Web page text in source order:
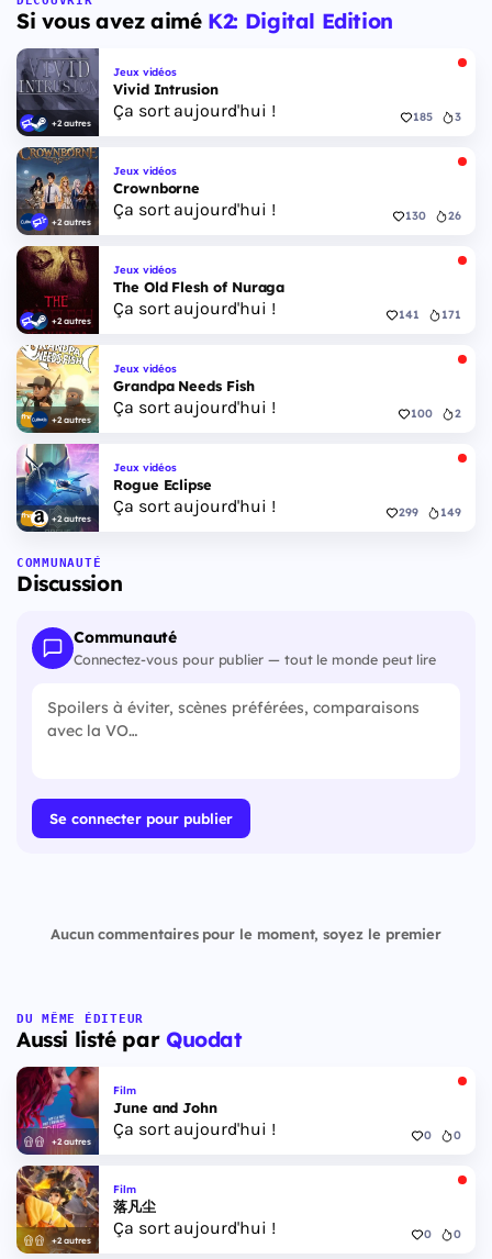
pour la première fois un duo de protagonistes
jouables, Jason et Lucia, cette dernière étant la
première héroïne jouable d'un GTA principal.
Si vous avez aimé K2: Digital Edition
+2 autres
Jeux vidéos
Vivid Intrusion
Ça sort aujourd'hui ! 185 3
+2 autres
Jeux vidéos
Crownborne
Ça sort aujourd'hui ! 130 26
+2 autres
Jeux vidéos
The Old Flesh of Nuraga
Ça sort aujourd'hui ! 141 171
+2 autres
Jeux vidéos
Grandpa Needs Fish
Ça sort aujourd'hui ! 100 2
+2 autres
Jeux vidéos
Rogue Eclipse
Ça sort aujourd'hui ! 299 149
COMMUNAUTÉ
Discussion
Communauté
Connectez-vous pour publier — tout le monde peut lire
Se connecter pour publier
Aucun commentaires pour le moment, soyez le premier
DU MÊME ÉDITEUR
Aussi listé par Quodat
+2 autres
Film
June and John
Ça sort aujourd'hui ! 0 0
+2 autres
Film
落凡尘
Ça sort aujourd'hui ! 0 0